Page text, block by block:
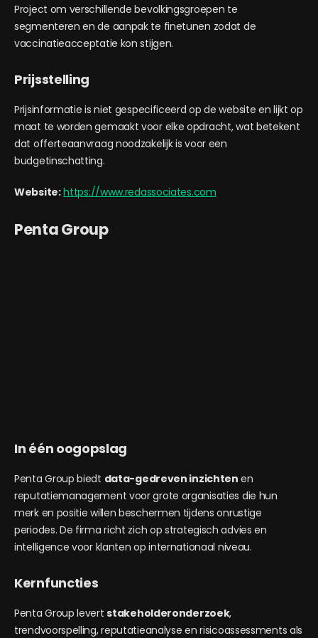
Project om verschillende bevolkingsgroepen te
segmenteren en de aanpak te finetunen zodat de
vaccinatieacceptatie kon stijgen.
Prijsstelling
Prijsinformatie is niet gespecificeerd op de website en lijkt op
maat te worden gemaakt voor elke opdracht, wat betekent
dat offerteaanvraag noodzakelijk is voor een
budgetinschatting.
Website:https://www.redassociates.com
Penta Group
In één oogopslag
Penta Group biedt data-gedreven inzichten en
reputatiemanagement voor grote organisaties die hun
merk en positie willen beschermen tijdens onrustige
periodes. De firma richt zich op strategisch advies en
intelligence voor klanten op internationaal niveau.
Kernfuncties
Penta Group levertstakeholderonderzoek,
trendvoorspelling, reputatieanalyse en risicoassessments als